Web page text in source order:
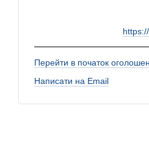
Перейти в початок
Написати на Email